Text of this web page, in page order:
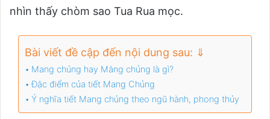
nhìn thấy chòm sao Tua Rua mọc.
Bài viết đề cập đến nội dung sau: ⇓
Mang chủng hay Măng chủng là gì?
Đặc điểm của tiết Mang Chủng
Ý nghĩa tiết Mang chủng theo ngũ hành, phong thủy